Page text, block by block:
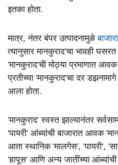
इतका होता.
मात्र, नंतर बंपर उत्पादनामुळे
त्यानुसार मानकुराद'चा भावही
'मानकुराद'ची मोठ्या प्रमाणात आवक
प्रतीच्या 'मानकुराद'चा दर
आला होता.
'मानकुराद' स्वस्त झाल्यानंतर
'पायरी' आंब्यांची बाजारात आवक
आता स्थानिक 'मालगेस', 'पायरी',
'हापूस' आणि अन्य जातींच्या